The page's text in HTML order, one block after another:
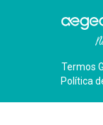
Termos
Política